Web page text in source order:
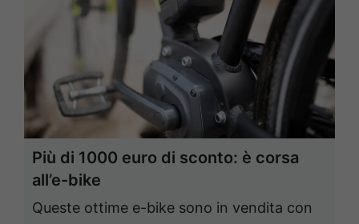
Più di 1000 euro di sconto: è corsa
all’e-bike
Queste ottime e-bike sono in vendita con